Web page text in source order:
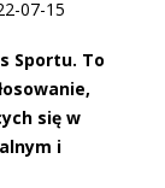
07-15
Sportu. To
się w
i